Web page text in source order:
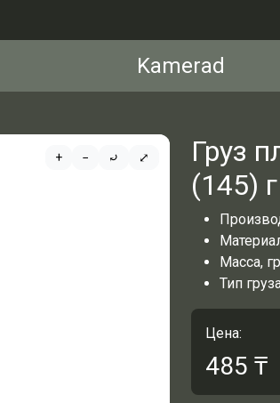
Kamerad
+ − ⤾ ⤢
Груз
(145)
Масса,
Тип
Цена:
485 ₸